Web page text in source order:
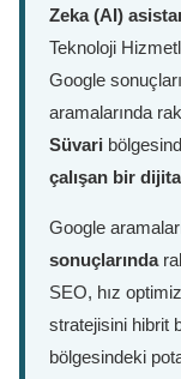
Zeka (AI)
Teknoloji
Google
aramalarında
Süvari
çalışan bir
Google
sonuçlarında
SEO, hız
stratejisini hibrit
bölgesindeki